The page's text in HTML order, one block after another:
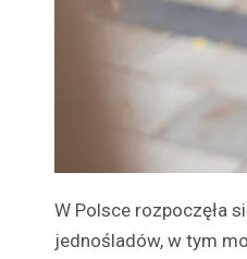
W Polsce rozpoczęła
jednośladów, w tym